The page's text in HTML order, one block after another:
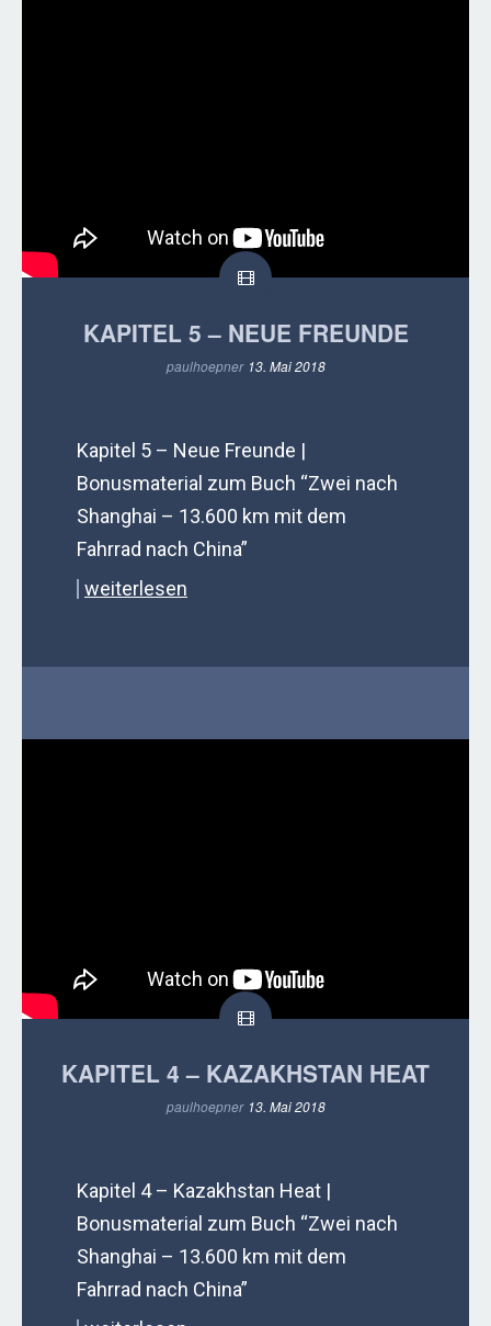
KAPITEL 5 – NEUE FREUNDE
paulhoepner 13. Mai 2018
Kapitel 5 – Neue Freunde |
Bonusmaterial zum Buch “Zwei nach
Shanghai – 13.600 km mit dem
Fahrrad nach China”
weiterlesen
KAPITEL 4 – KAZAKHSTAN HEAT
paulhoepner 13. Mai 2018
Kapitel 4 – Kazakhstan Heat |
Bonusmaterial zum Buch “Zwei nach
Shanghai – 13.600 km mit dem
Fahrrad nach China”